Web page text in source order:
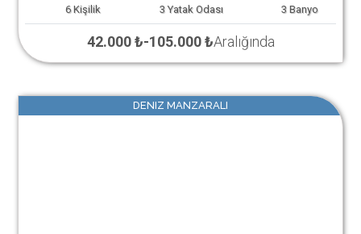
6 Kişilik 3 Yatak Odası 3 Banyo
42.000 ₺-105.000 ₺Aralığında
DENIZ MANZARALI